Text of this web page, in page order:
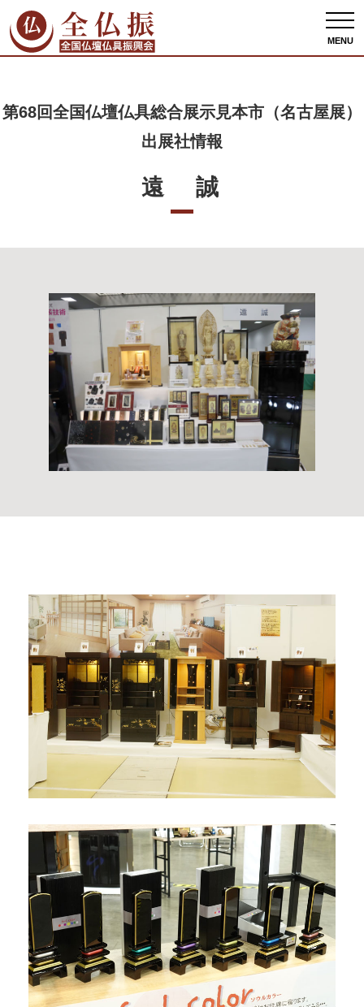
MENU
全仏振ホーム 出展者情報
第68回全国仏壇仏具総合展示見本市（名古屋展）出展
社情報
遠 誠
第68回全国仏壇仏具総合展示見本市（名古屋展）
出展社情報
遠 誠